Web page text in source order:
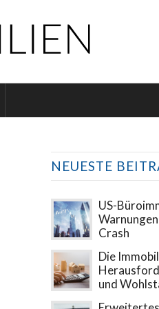
NEUESTE
US-
Crash
Die
und